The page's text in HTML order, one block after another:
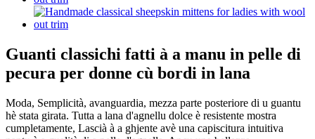
Guanti classichi fatti à a manu in pelle di
pecura per donne cù bordi in lana
Moda, Semplicità, avanguardia, mezza parte posteriore di u guantu
hè stata girata. Tutta a lana d'agnellu dolce è resistente mostra
cumpletamente, Lascià à a ghjente avè una capiscitura intuitiva